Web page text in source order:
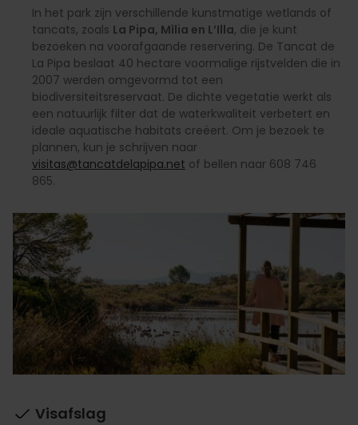
In het park zijn verschillende kunstmatige wetlands of
tancats, zoals La Pipa, Mìlia en L’Illa, die je kunt
bezoeken na voorafgaande reservering. De Tancat de
La Pipa beslaat 40 hectare voormalige rijstvelden die in
2007 werden omgevormd tot een
biodiversiteitsreservaat. De dichte vegetatie werkt als
een natuurlijk filter dat de waterkwaliteit verbetert en
ideale aquatische habitats creëert. Om je bezoek te
plannen, kun je schrijven naar
visitas@tancatdelapipa.net of bellen naar 608 746
865.
Visafslag